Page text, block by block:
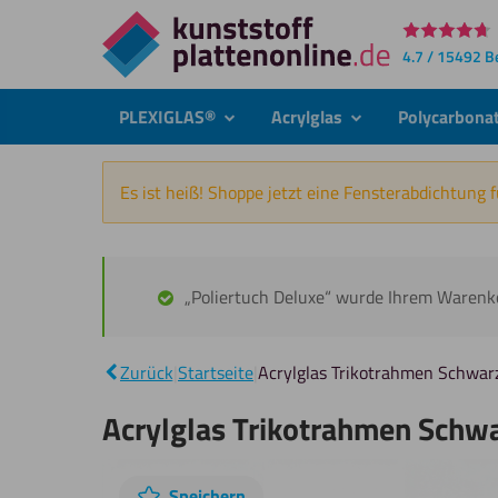
Direkt
zum
4.7 / 15492
PLEXIGLAS® submenuAcrylglas submenu
Es ist heiß! Shoppe jetzt eine Fensterabdichtung
„Poliertuch Deluxe“ wurde Ihrem
Zurück StartseiteAcrylglas Trikotrahmen
Acrylglas Trikotrahmen